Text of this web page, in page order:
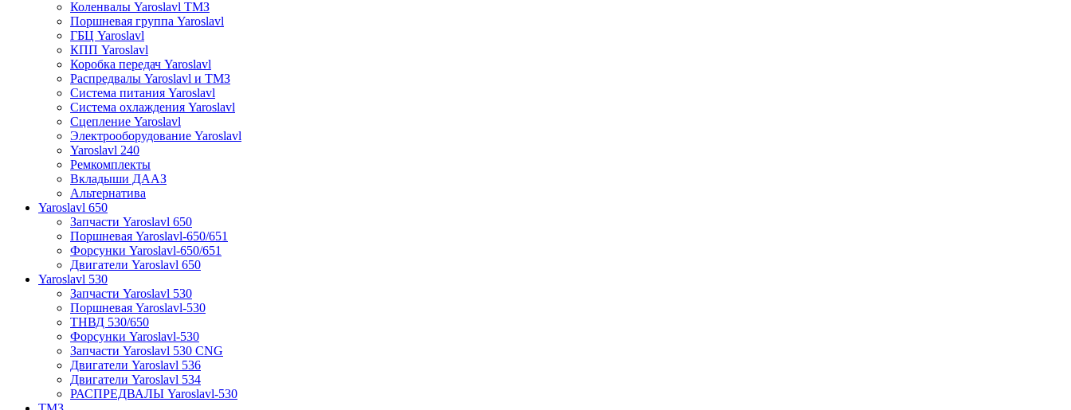
Коленвалы Yaroslavl ТМЗ
Поршневая группа Yaroslavl
ГБЦ Yaroslavl
КПП Yaroslavl
Коробка передач Yaroslavl
Распредвалы Yaroslavl и ТМЗ
Система питания Yaroslavl
Система охлаждения Yaroslavl
Сцепление Yaroslavl
Электрооборудование Yaroslavl
Yaroslavl 240
Ремкомплекты
Вкладыши ДААЗ
Альтернатива
Yaroslavl 650
Запчасти Yaroslavl 650
Поршневая Yaroslavl-650/651
Форсунки Yaroslavl-650/651
Двигатели Yaroslavl 650
Yaroslavl 530
Запчасти Yaroslavl 530
Поршневая Yaroslavl-530
ТНВД 530/650
Форсунки Yaroslavl-530
Запчасти Yaroslavl 530 CNG
Двигатели Yaroslavl 536
Двигатели Yaroslavl 534
РАСПРЕДВАЛЫ Yaroslavl-530